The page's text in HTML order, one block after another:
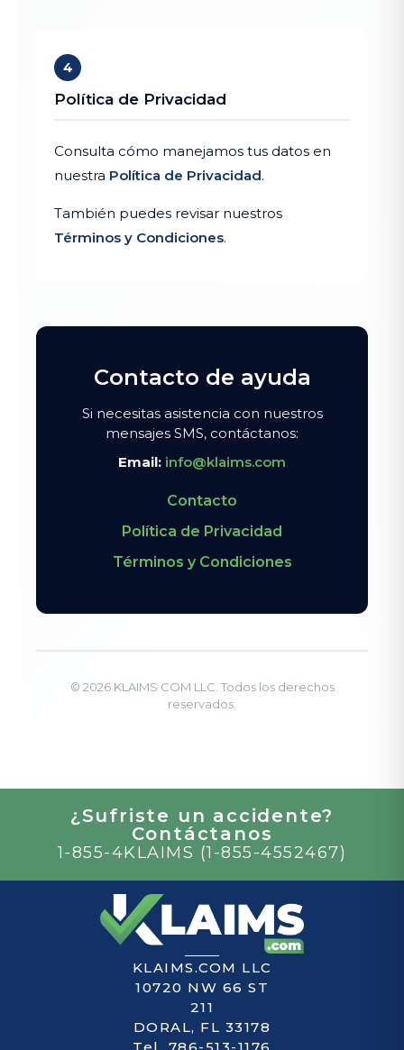
4
Política de Privacidad
Consulta cómo manejamos tus datos en
nuestra Política de Privacidad.
También puedes revisar nuestros
Términos y Condiciones.
Contacto de ayuda
Si necesitas asistencia con nuestros
mensajes SMS, contáctanos:
Email: info@klaims.com
Contacto
Política de Privacidad
Términos y Condiciones
© 2026 KLAIMS COM LLC. Todos los derechos
reservados.
¿Sufriste un accidente?
Contáctanos
1-855-4KLAIMS (1-855-4552467)
KLAIMS.COM LLC
10720 NW 66 ST
211
DORAL, FL 33178